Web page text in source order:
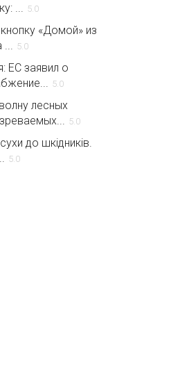
...
5.0
«Домой» из
5.0
ЕС заявил о
5.0
лесных
5.0
до шкідників.
5.0